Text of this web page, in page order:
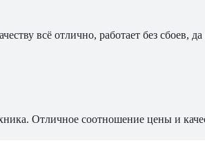
всё отлично, работает без сбоев,
Отличное соотношение цены и